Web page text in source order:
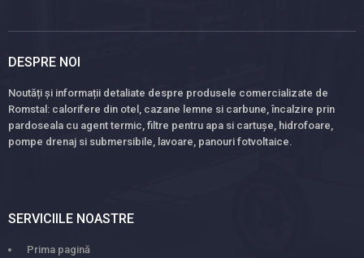
DESPRE NOI
Noutăți și informații detaliate despre produsele comercializate de
Romstal: calorifere din otel, cazane lemne si carbune, încalzire prin
pardoseala cu agent termic, filtre pentru apa si cartușe, hidrofoare,
pompe drenaj si submersibile, lavoare, panouri fotvoltaice.
SERVICIILE NOASTRE
Prima pagină